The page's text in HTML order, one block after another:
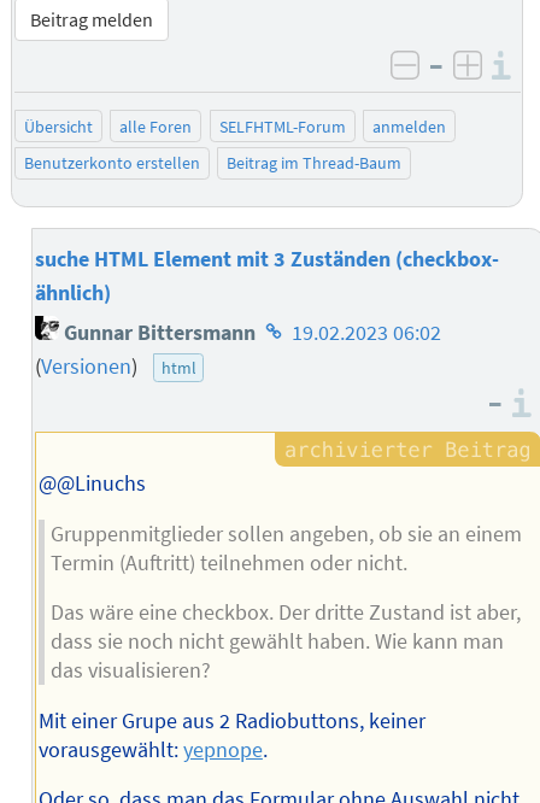
Beitrag melden
negativ
–
Übersicht alle Foren SELFHTML-Forum
anmelden
Benutzerkonto erstellen
Beitrag im Thread-Baum
suche HTML Element mit 3 Zuständen (checkbox-
ähnlich)
Gunnar Bittersmann Homepage
19.02.2023 06:02
(Versionen) html
–
@@Linuchs
Gruppenmitglieder sollen angeben, ob sie an einem
Termin (Auftritt) teilnehmen oder nicht.
Das wäre eine checkbox. Der dritte Zustand ist aber,
dass sie noch nicht gewählt haben. Wie kann man
das visualisieren?
Mit einer Grupe aus 2 Radiobuttons, keiner
vorausgewählt:yepnope.